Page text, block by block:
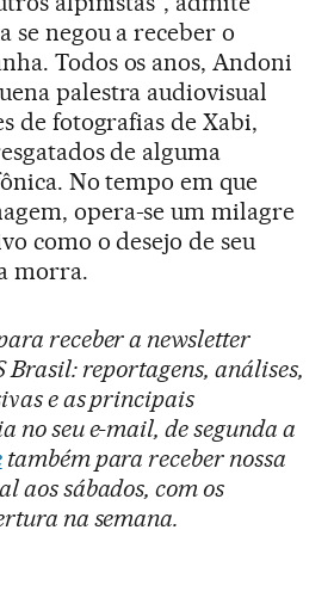
negou a receber o
Todos os anos, Andoni
palestra audiovisual
de fotografias de Xabi,
de alguma
No tempo em que
opera-se um milagre
como o desejo de seu
morra.
receber a newsletter
reportagens, análises,
e as principais
no seu e-mail, de segunda a
também para receber nossa
aos sábados, com os
na semana.